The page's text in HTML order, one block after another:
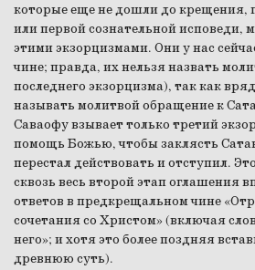
которые еще не дошли до крещения,
или первой сознательной исповеди,
этими экзорцизмами. Они у нас
чине; правда, их нельзя назвать
последнего экзорцизма), так как
называть молитвой обращение к
Саваофу взывает только третий
помощь Божью, чтобы заклясть
перестал действовать и отступил.
сквозь весь второй этап оглашения
ответов в предкрещальном чине
сочетания со Христом» (включая
него»; и хотя это более поздняя
древнюю суть).